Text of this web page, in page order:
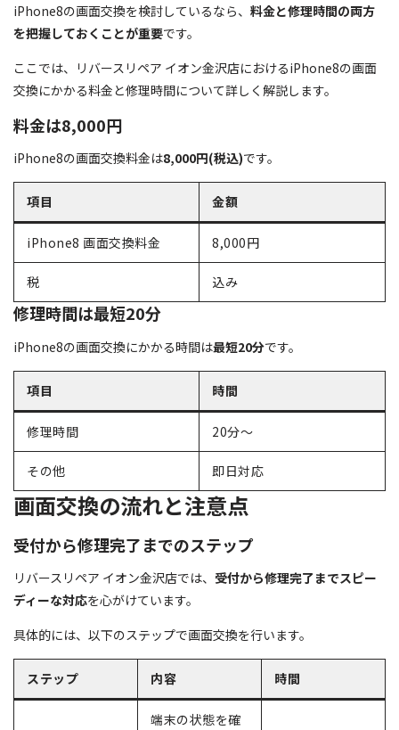
iPhone8の画面交換を検討しているなら、 料金と修理時間の両方
を把握しておくことが重要です。
ここでは、リバースリペア イオン金沢店におけるiPhone8の画面
交換にかかる料金と修理時間について詳しく解説します。
料金は8,000円
iPhone8の画面交換料金は8,000円(税込)です。
項目 金額
iPhone8 画面交換料金 8,000円
税 込み
修理時間は最短20分
iPhone8の画面交換にかかる時間は最短20分です。
項目 時間
修理時間 20分〜
その他 即日対応
画面交換の流れと注意点
受付から修理完了までのステップ
リバースリペア イオン金沢店では、 受付から修理完了までスピー
ディーな対応を心がけています。
具体的には、以下のステップで画面交換を行います。
ステップ 内容 時間
端末の状態を確